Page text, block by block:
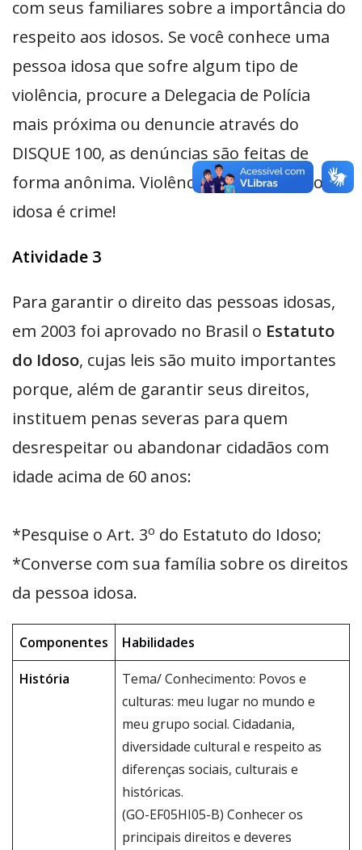
com seus familiares sobre a importância do
respeito aos idosos. Se você conhece uma
pessoa idosa que sofre algum tipo de
violência, procure a Delegacia de Polícia
mais próxima ou denuncie através do
DISQUE 100, as denúncias são feitas de
forma anônima. Violência contra a pessoa
idosa é crime!
Atividade 3
Para garantir o direito das pessoas idosas,
em 2003 foi aprovado no Brasil o Estatuto
do Idoso, cujas leis são muito importantes
porque, além de garantir seus direitos,
instituem penas severas para quem
desrespeitar ou abandonar cidadãos com
idade acima de 60 anos:
*Pesquise o Art. 3o do Estatuto do Idoso;
*Converse com sua família sobre os direitos
da pessoa idosa.
Componentes Habilidades
História
Tema/ Conhecimento: Povos e
culturas: meu lugar no mundo e
meu grupo social. Cidadania,
diversidade cultural e respeito as
diferenças sociais, culturais e
históricas.
(GO-EF05HI05-B) Conhecer os
principais direitos e deveres